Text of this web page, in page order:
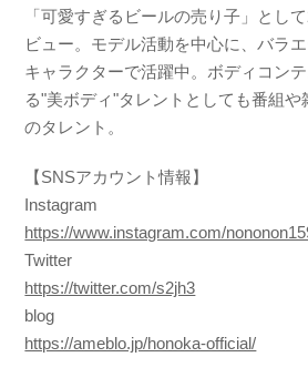
「可愛すぎるビールの売り子」とし
ビュー。モデル活動を中心に、バラ
キャラクターで活躍中。ボディコン
る"美ボディ"タレントとしても番組や
のタレント。
【SNSアカウント情報】
Instagram
https://www.instagram.com/
Twitter
https://twitter.com/s2jh3
blog
https://ameblo.jp/honoka-official/